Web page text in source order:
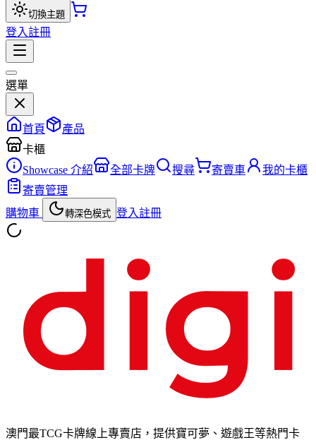
切換主題
登入註冊
選單
首頁
產品
卡櫃
Showcase 介紹
全部卡牌 搜尋 寄賣車
我的卡櫃
寄賣管理
購物車
轉深色模式 登入註冊
澳門最TCG卡牌線上專賣店，提供寶可夢、遊戲王等熱門卡